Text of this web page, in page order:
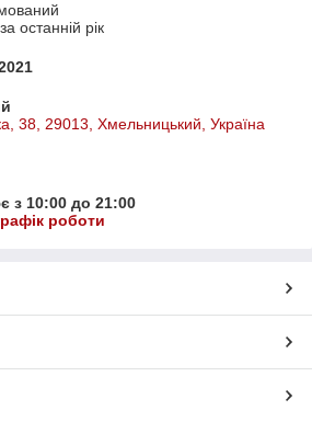
останній рік
38, 29013, Хмельницький, Україна
з 10:00 до 21:00
роботи